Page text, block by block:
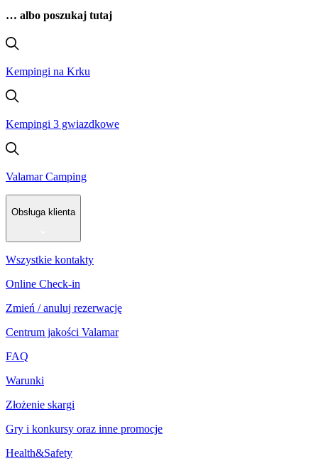
… albo poszukaj tutaj
Kempingi na Krku
Kempingi 3 gwiazdkowe
Valamar Camping
Obsługa klienta
Wszystkie kontakty
Online Check-in
Zmień / anuluj rezerwację
Centrum jakości Valamar
FAQ
Warunki
Złożenie skargi
Gry i konkursy oraz inne promocje
Health&Safety